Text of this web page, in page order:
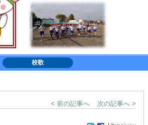
校歌
< 前の記事へ 次の記事へ >